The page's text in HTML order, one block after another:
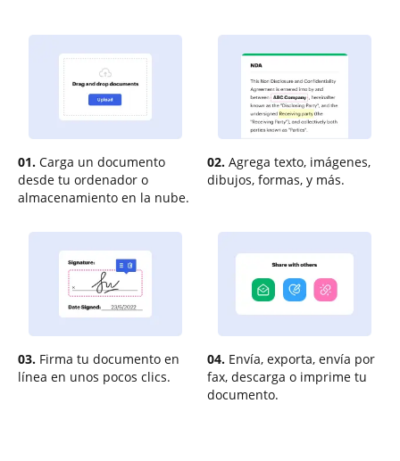
01. Carga un documento
desde tu ordenador o
almacenamiento en la nube.
02. Agrega texto, imágenes,
dibujos, formas, y más.
03. Firma tu documento en
línea en unos pocos clics.
04. Envía, exporta, envía por
fax, descarga o imprime tu
documento.